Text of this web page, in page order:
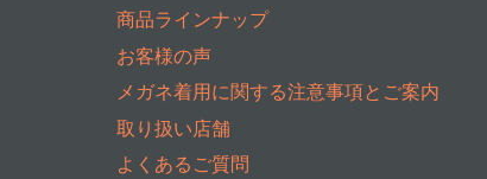
商品ラインナップ
お客様の声
メガネ着用に関する注意事項とご案内
取り扱い店舗
よくあるご質問